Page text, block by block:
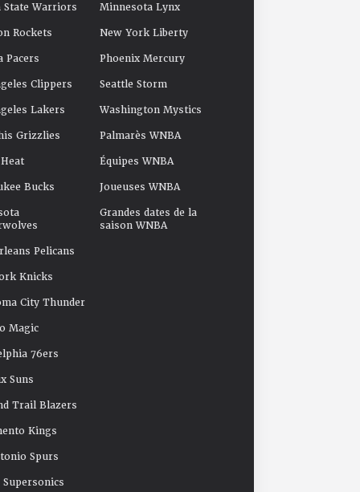
State Warriors
Rockets
Pacers
Clippers
Lakers
Grizzlies
Bucks
Pelicans
Knicks
City Thunder
Magic
76ers
Suns
Trail Blazers
Kings
Spurs
Supersonics
Minnesota Lynx
New York Liberty
Phoenix Mercury
Seattle Storm
Washington Mystics
Palmarès WNBA
Équipes WNBA
Joueuses WNBA
Grandes dates de la
saison WNBA